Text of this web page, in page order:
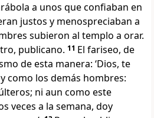
a unos que confiaban en
justos y menospreciaban a
subieron al templo a orar.
publicano. 11 El fariseo, de
de esta manera: ‘Dios, te
como los demás hombres:
ni aun como este
veces a la semana, doy